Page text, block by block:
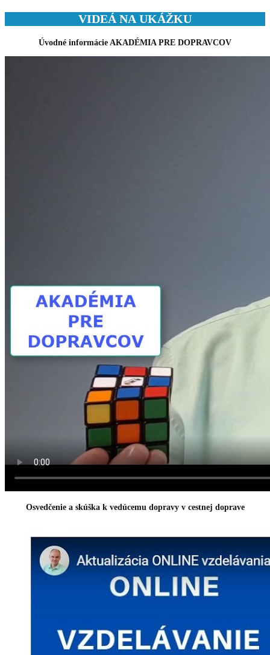
VIDEÁ NA UKÁŽKU
Úvodné informácie AKADÉMIA PRE DOPRAVCOV
Osvedčenie a skúška k vedúcemu dopravy v cestnej doprave